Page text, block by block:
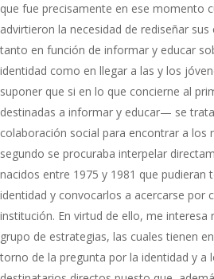
que fue precisamente en ese momento
advirtieron la necesidad de rediseñar
tanto en función de informar y educar
identidad como en llegar a las y los
suponer que si en lo que concierne al
destinadas a informar y educar— se
colaboración social para encontrar a los
segundo se procuraba interpelar
nacidos entre 1975 y 1981 que pudieran
identidad y convocarlos a acercarse por
institución. En virtud de ello, me interesa
grupo de estrategias, las cuales tienen
torno de la pregunta por la identidad y a